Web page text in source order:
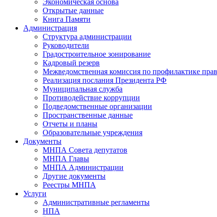
Экономическая основа
Открытые данные
Книга Памяти
Администрация
Структура администрации
Руководители
Градостроительное зонирование
Кадровый резерв
Межведомственная комиссия по профилактике
Реализация послания Президента РФ
Муниципальная служба
Противодействие коррупции
Подведомственные организации
Пространственные данные
Отчеты и планы
Образовательные учреждения
Документы
МНПА Совета депутатов
МНПА Главы
МНПА Администрации
Другие документы
Реестры МНПА
Услуги
Административные регламенты
НПА